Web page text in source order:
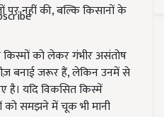
पर नहीं की, बल्कि किसानों के
किस्मों को लेकर गंभीर असंतोष
बनाई जरूर हैं, लेकिन उनमें से
है। यदि विकसित किस्में
को समझने में चूक भी मानी